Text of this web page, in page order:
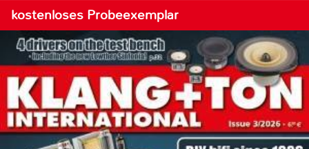
kostenloses Probeexemplar